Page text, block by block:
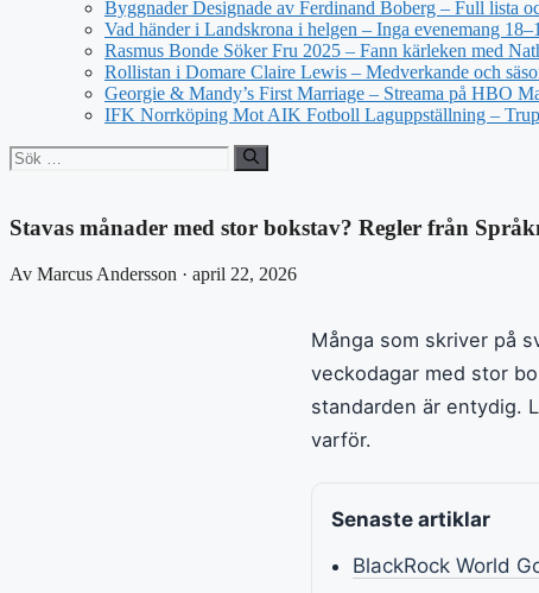
Byggnader Designade av Ferdinand Boberg – Full lista
Vad händer i Landskrona i helgen – Inga evenemang
Rasmus Bonde Söker Fru 2025 – Fann kärleken med
Rollistan i Domare Claire Lewis – Medverkande och
Georgie & Mandy’s First Marriage – Streama på HBO
IFK Norrköping Mot AIK Fotboll Laguppställning –
Sök
efter:
Stavas månader med stor bokstav? Regler från
Av Marcus Andersson · april 22, 2026
Många som skriver på
veckodagar med stor
standarden är entydig.
varför.
Senaste artiklar
BlackRock World